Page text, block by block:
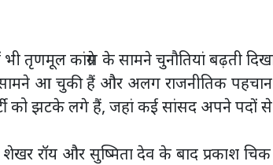
तृणमूल कांग्रेस के सामने चुनौतियां बढ़ती
आ चुकी हैं और अलग राजनीतिक पहचान
को झटके लगे हैं, जहां कई सांसद अपने पदों
रॉय और सुष्मिता देव के बाद प्रकाश